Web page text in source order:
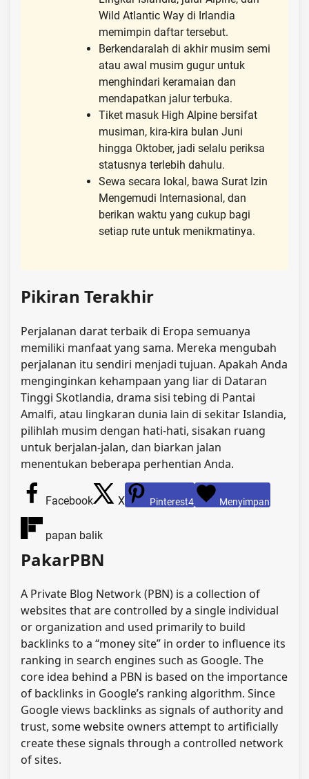
Wild Atlantic Way di Irlandia
memimpin daftar tersebut.
Berkendaralah di akhir musim semi
atau awal musim gugur untuk
menghindari keramaian dan
mendapatkan jalur terbuka.
Tiket masuk High Alpine bersifat
musiman, kira-kira bulan Juni
hingga Oktober, jadi selalu periksa
statusnya terlebih dahulu.
Sewa secara lokal, bawa Surat Izin
Mengemudi Internasional, dan
berikan waktu yang cukup bagi
setiap rute untuk menikmatinya.
Pikiran Terakhir
Perjalanan darat terbaik di Eropa semuanya
memiliki manfaat yang sama. Mereka mengubah
perjalanan itu sendiri menjadi tujuan. Apakah Anda
menginginkan kehampaan yang liar di Dataran
Tinggi Skotlandia, drama sisi tebing di Pantai
Amalfi, atau lingkaran dunia lain di sekitar Islandia,
pilihlah musim dengan hati-hati, sisakan ruang
untuk berjalan-jalan, dan biarkan jalan
menentukan beberapa perhentian Anda.
Facebook X Pinterest4 Menyimpan
papan balik
PakarPBN
A Private Blog Network (PBN) is a collection of
websites that are controlled by a single individual
or organization and used primarily to build
backlinks to a “money site” in order to influence its
ranking in search engines such as Google. The
core idea behind a PBN is based on the importance
of backlinks in Google’s ranking algorithm. Since
Google views backlinks as signals of authority and
trust, some website owners attempt to artificially
create these signals through a controlled network
of sites.